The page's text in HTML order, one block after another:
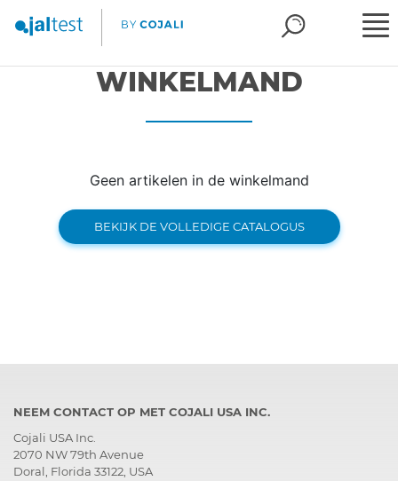
WINKELMAND
Geen artikelen in de winkelmand
BEKIJK DE VOLLEDIGE CATALOGUS
NEEM CONTACT OP MET COJALI USA INC.
Cojali USA Inc.
2070 NW 79th Avenue
Doral, Florida 33122, USA